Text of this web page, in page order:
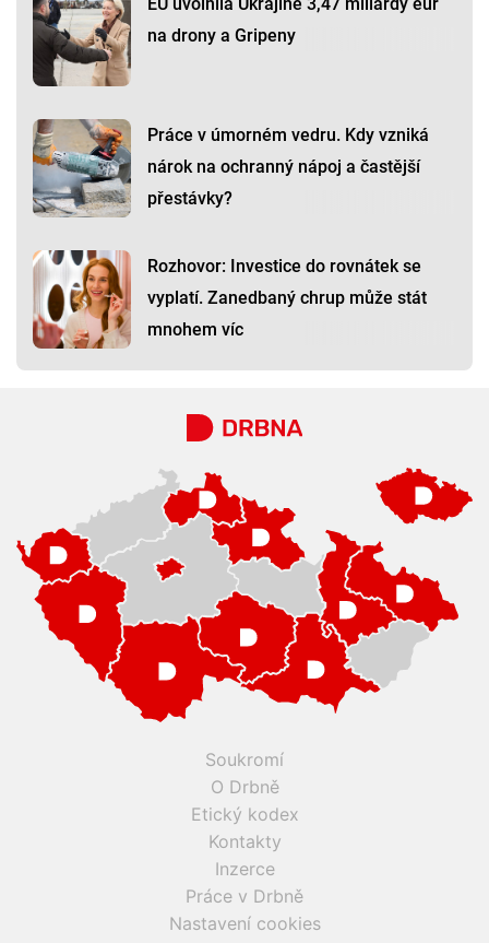
na drony a Gripeny
Práce v úmorném vedru. Kdy vzniká
nárok na ochranný nápoj a častější
přestávky?
Rozhovor: Investice do rovnátek se
vyplatí. Zanedbaný chrup může stát
mnohem víc
Soukromí
O Drbně
Etický kodex
Kontakty
Inzerce
Práce v Drbně
Nastavení cookies